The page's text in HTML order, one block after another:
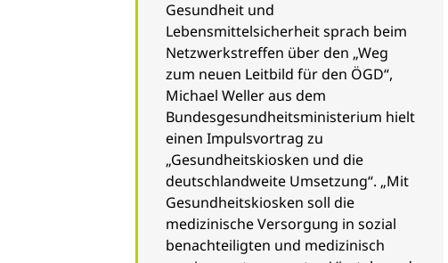
Gesundheit und
Lebensmittelsicherheit sprach beim
Netzwerkstreffen über den „Weg
zum neuen Leitbild für den ÖGD“,
Michael Weller aus dem
Bundesgesundheitsministerium hielt
einen Impulsvortrag zu
„Gesundheitskiosken und die
deutschlandweite Umsetzung“. „Mit
Gesundheitskiosken soll die
medizinische Versorgung in sozial
benachteiligten und medizinisch